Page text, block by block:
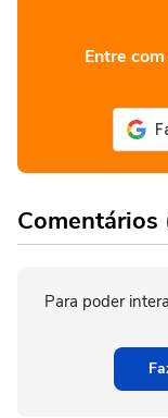
Entre
Comentários
Para poder